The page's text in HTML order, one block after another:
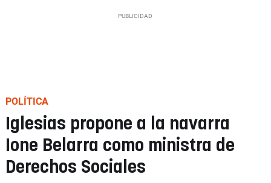
POLÍTICA
Iglesias propone a la navarra
Ione Belarra como ministra de
Derechos Sociales